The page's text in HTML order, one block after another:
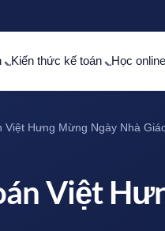
Kiến thức kế toán Học
Việt Hưng Mừng Ngày Nhà
Việt